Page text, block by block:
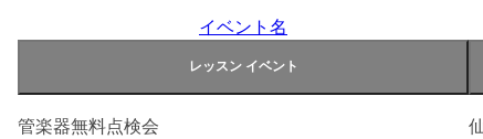
イベント名
管楽器無料点検会